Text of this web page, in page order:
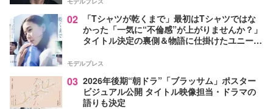
02
「Tシャツが乾くまで」最初はTシャツではな
かった「一気に“不倫感”が上がりませんか？」
タイトル決定の裏側＆物語に仕掛けたユニーク
モデルプレス
03 2026年後期“朝ドラ”「ブラッサム」ポスター
ビジュアル公開 タイトル映像担当・ドラマの
語りも決定